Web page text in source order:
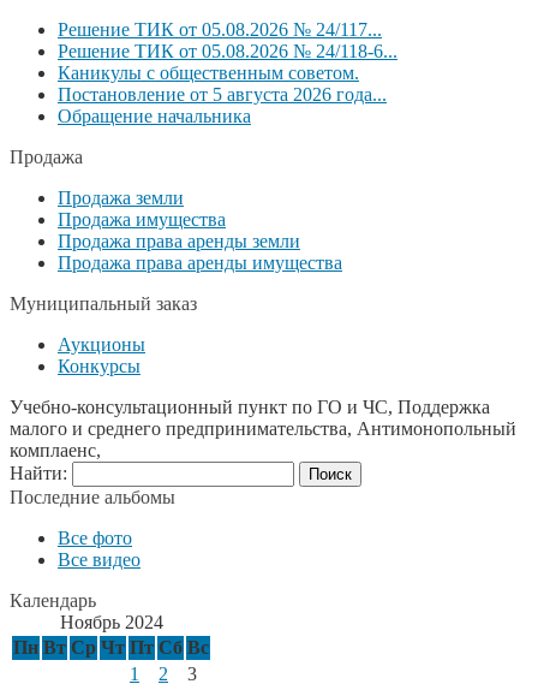
Решение ТИК от 05.08.2026 № 24/117...
Решение ТИК от 05.08.2026 № 24/118-6...
Каникулы с общественным советом.
Постановление от 5 августа 2026 года...
Обращение начальника
Продажа
Продажа земли
Продажа имущества
Продажа права аренды земли
Продажа права аренды имущества
Муниципальный заказ
Аукционы
Конкурсы
Учебно-консультационный пункт по ГО и ЧС, Поддержка
малого и среднего предпринимательства, Антимонопольный
комплаенс,
Найти:
Последние альбомы
Все фото
Все видео
Календарь
Ноябрь 2024
Пн Вт Ср Чт Пт Сб Вс
1
2 3